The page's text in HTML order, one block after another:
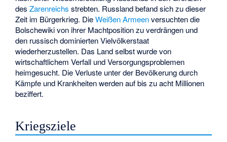
desZarenreichs strebten. Russland befand sich zu dieser
Zeit im Bürgerkrieg. DieWeißen Armeenversuchten die
Bolschewiki von ihrer Machtposition zu verdrängen und
den russisch dominierten Vielvölkerstaat
wiederherzustellen. Das Land selbst wurde von
wirtschaftlichem Verfall und Versorgungsproblemen
heimgesucht. Die Verluste unter der Bevölkerung durch
Kämpfe und Krankheiten werden auf bis zu acht Millionen
beziffert.
Kriegsziele